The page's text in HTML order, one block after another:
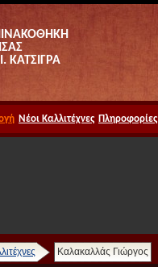
ΚΑΤΣΙΓΡΑ
Νέοι Καλλιτέχνες Πληροφορίες
Καλακαλλάς Γιώργος